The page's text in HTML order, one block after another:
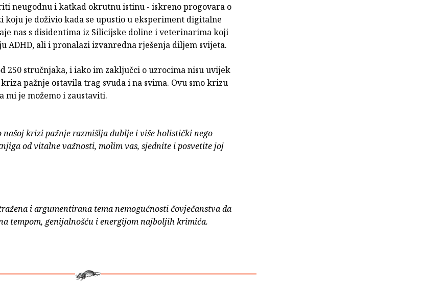
neugodnu i katkad okrutnu istinu - iskreno progovara o
koju je doživio kada se upustio u eksperiment digitalne
nas s disidentima iz Silicijske doline i veterinarima koji
ADHD, ali i pronalazi izvanredna rješenja diljem svijeta.
250 stručnjaka, i iako im zaključci o uzrocima nisu uvijek
pažnje ostavila trag svuda i na svima. Ovu smo krizu
mi je možemo i zaustaviti.
našoj krizi pažnje razmišlja dublje i više holistički nego
od vitalne važnosti, molim vas, sjednite i posvetite joj
i argumentirana tema nemogućnosti čovječanstva da
tempom, genijalnošću i energijom najboljih krimića.